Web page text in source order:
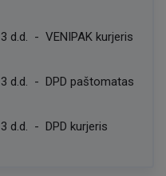
3 d.d. - VENIPAK kurjeris
3 d.d. - DPD paštomatas
3 d.d. - DPD kurjeris